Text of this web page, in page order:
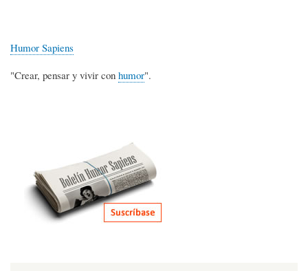
Humor Sapiens
"Crear, pensar y vivir con humor".